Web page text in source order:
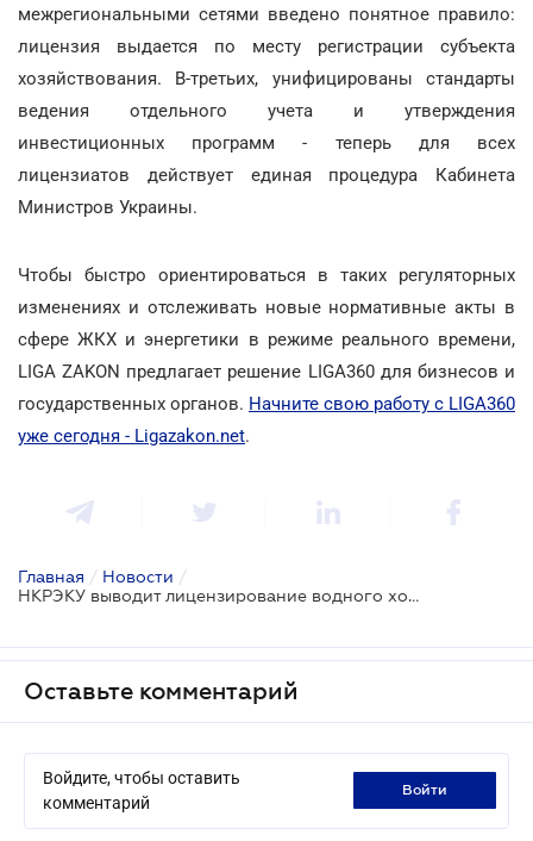
межрегиональными сетями введено понятное правило:
лицензия выдается по месту регистрации субъекта
хозяйствования. В-третьих, унифицированы стандарты
ведения отдельного учета и утверждения
инвестиционных программ - теперь для всех
лицензиатов действует единая процедура Кабинета
Министров Украины.
Чтобы быстро ориентироваться в таких регуляторных
изменениях и отслеживать новые нормативные акты в
сфере ЖКХ и энергетики в режиме реального времени,
LIGA ZAKON предлагает решение LIGA360 для бизнесов и
государственных органов. Начните свою работу с LIGA360
уже сегодня - Ligazakon.net.
Главная / Новости /
НКРЭКУ выводит лицензирование водного хозяйства на региональный уровень на время военного положения
Оставьте комментарий
Войдите, чтобы оставить
комментарий
войти